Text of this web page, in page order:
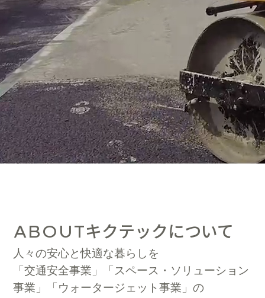
ABOUTキクテックについて
人々の安心と快適な暮らしを
「交通安全事業」「スペース・ソリューション
事業」「ウォータージェット事業」の